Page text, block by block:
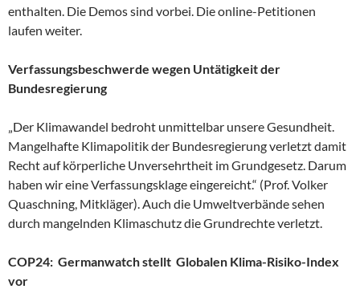
enthalten. Die Demos sind vorbei. Die online-Petitionen
laufen weiter.
Verfassungsbeschwerde wegen Untätigkeit der
Bundesregierung
„Der Klimawandel bedroht unmittelbar unsere Gesundheit.
Mangelhafte Klimapolitik der Bundesregierung verletzt damit
Recht auf körperliche Unversehrtheit im Grundgesetz. Darum
haben wir eine Verfassungsklage eingereicht.“ (Prof. Volker
Quaschning, Mitkläger). Auch die Umweltverbände sehen
durch mangelnden Klimaschutz die Grundrechte verletzt.
COP24: Germanwatch stellt Globalen Klima-Risiko-Index
vor